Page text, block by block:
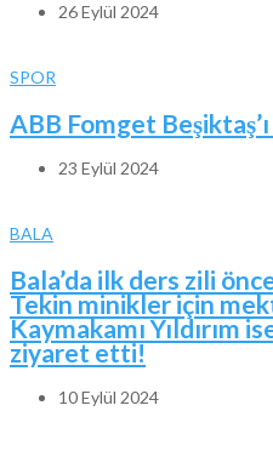
26 Eylül 2024
SPOR
ABB Fomget
23 Eylül 2024
BALA
Bala’da ilk ders zili
Tekin minikler için
Kaymakamı Yıldırım
ziyaret etti!
10 Eylül 2024